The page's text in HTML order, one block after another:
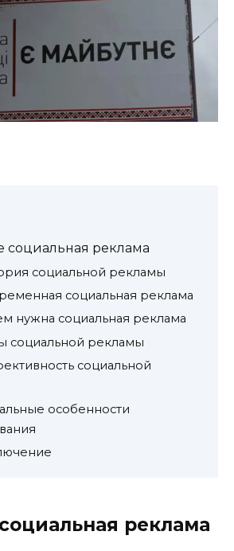
социальная реклама
социальной рекламы
социальная реклама
нужна социальная реклама
социальной рекламы
социальной
особенности
реклама